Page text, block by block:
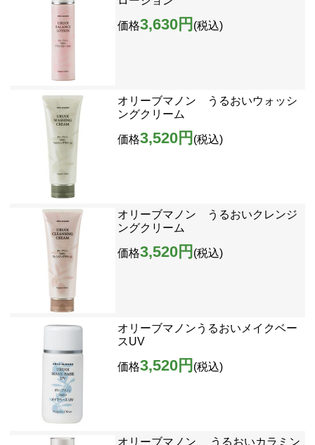
価格3,630円 (税込)
オリーブマノン うるおいウォッシ
ングクリーム
価格3,520円 (税込)
オリーブマノン うるおいクレンジ
ングクリーム
価格3,520円 (税込)
オリーブマノンうるおいメイクベー
スUV
価格3,520円 (税込)
オリーブマノン うるおいカラミン